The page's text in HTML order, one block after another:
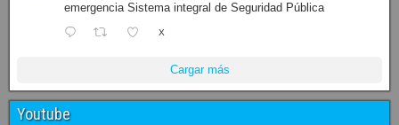
emergencia Sistema integral de Seguridad Pública
X
Cargar más
Youtube